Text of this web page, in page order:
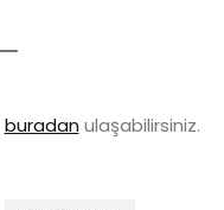
buradan ulaşabilirsiniz.